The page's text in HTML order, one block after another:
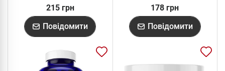
215 грн
Повідомити
178 грн
Повідомити